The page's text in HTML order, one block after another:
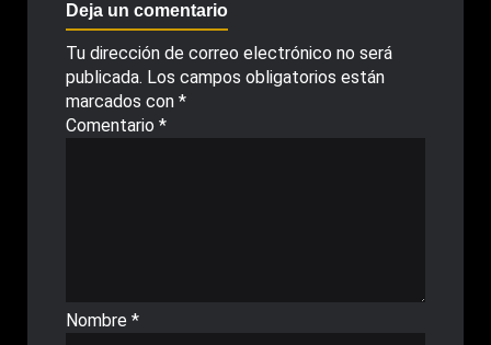
Deja un comentario
Tu dirección de correo electrónico no será
publicada. Los campos obligatorios están
marcados con *
Comentario *
Nombre *